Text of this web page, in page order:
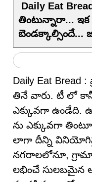
Daily Eat
తింటున్నారా... ఇక
బెండక్కాల్సిందే...
Daily Eat Bread
తినే వారు. టీ లో
ఎక్కువగా ఉండేది.
ను ఎక్కువగా
లాగా దీన్ని
నగరాలలోనూ,
లభించే సులబమైన